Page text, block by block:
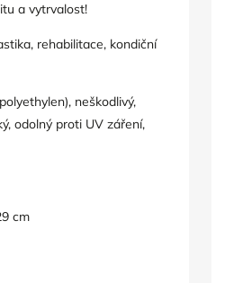
a vytrvalost!
rehabilitace, kondiční
), neškodlivý,
odolný proti UV záření,
cm